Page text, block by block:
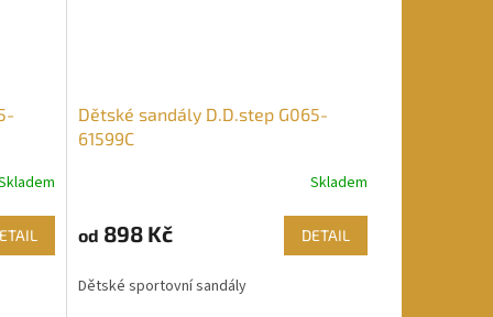
Dětské sandály D.D.step G065-
61599C
Skladem
od 898 Kč DETAIL
Dětské sportovní sandály